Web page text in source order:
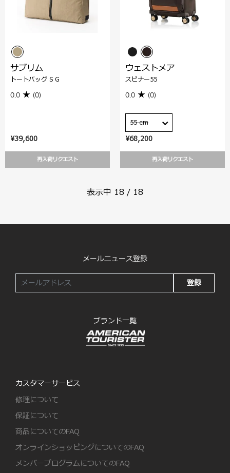
¥39,600
再入荷リクエスト
サブリム
トートバッグ S G
0.0 (0)
¥68,200
再入荷リクエスト
ウェストメア
スピナー55
0.0 (0)
55 cm
表示中 18 / 18
メールニュース登録
登録
ブランド一覧
カスタマーサービス
修理について
保証について
商品についてのFAQ
オンラインショッピングについてのFAQ
メンバープログラムについてのFAQ